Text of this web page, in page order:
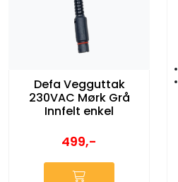
Defa Vegguttak
230VAC Mørk Grå
Innfelt enkel
499,-